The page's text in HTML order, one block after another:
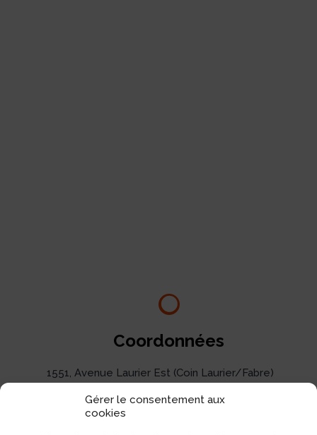
Gérer le consentement aux
cookies
Coordonnées
1551, Avenue Laurier Est (Coin Laurier/Fabre)
Montréal, Qc H2J 1J1